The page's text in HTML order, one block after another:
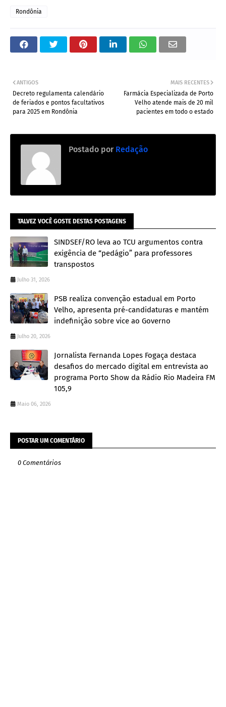
Rondônia
MAIS RECENTES
Farmácia Especializada de Porto
Velho atende mais de 20 mil
pacientes em todo o estado
ANTIGOS
Decreto regulamenta calendário
de feriados e pontos facultativos
para 2025 em Rondônia
Postado por Redação
TALVEZ VOCÊ GOSTE DESTAS POSTAGENS
SINDSEF/RO leva ao TCU argumentos contra
exigência de “pedágio” para professores
transpostos
Julho 31, 2026
PSB realiza convenção estadual em Porto
Velho, apresenta pré-candidaturas e mantém
indefinição sobre vice ao Governo
Julho 20, 2026
Jornalista Fernanda Lopes Fogaça destaca
desafios do mercado digital em entrevista ao
programa Porto Show da Rádio Rio Madeira FM
105,9
Maio 06, 2026
POSTAR UM COMENTÁRIO
0 Comentários